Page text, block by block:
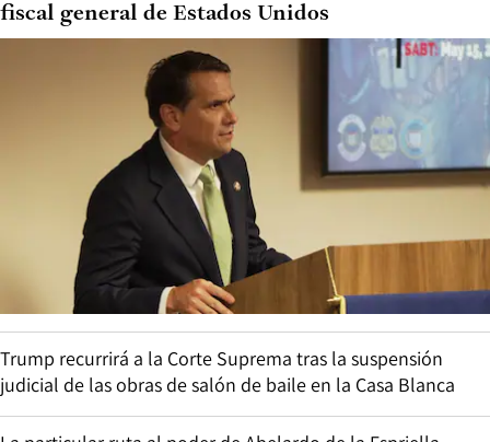
fiscal general de Estados Unidos
Trump recurrirá a la Corte Suprema tras la suspensión
judicial de las obras de salón de baile en la Casa Blanca